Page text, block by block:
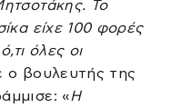
Το
είχε 100 φορές
όλες οι
ο βουλευτής της
«Η